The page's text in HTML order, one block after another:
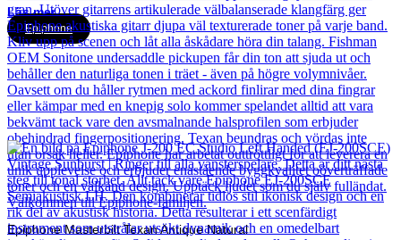
Läs mer
Epiphone
Epiphone Masterbilt Texan Antique Natural